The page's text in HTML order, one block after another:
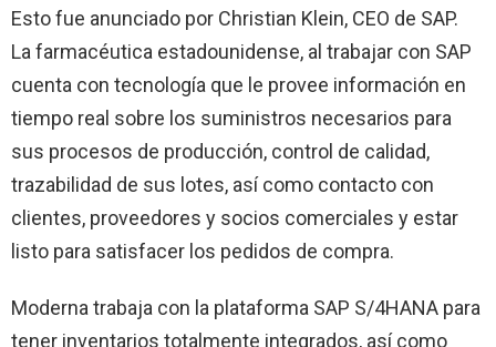
Esto fue anunciado por Christian Klein, CEO de SAP.
La farmacéutica estadounidense, al trabajar con SAP
cuenta con tecnología que le provee información en
tiempo real sobre los suministros necesarios para
sus procesos de producción, control de calidad,
trazabilidad de sus lotes, así como contacto con
clientes, proveedores y socios comerciales y estar
listo para satisfacer los pedidos de compra.
Moderna trabaja con la plataforma SAP S/4HANA para
tener inventarios totalmente integrados, así como